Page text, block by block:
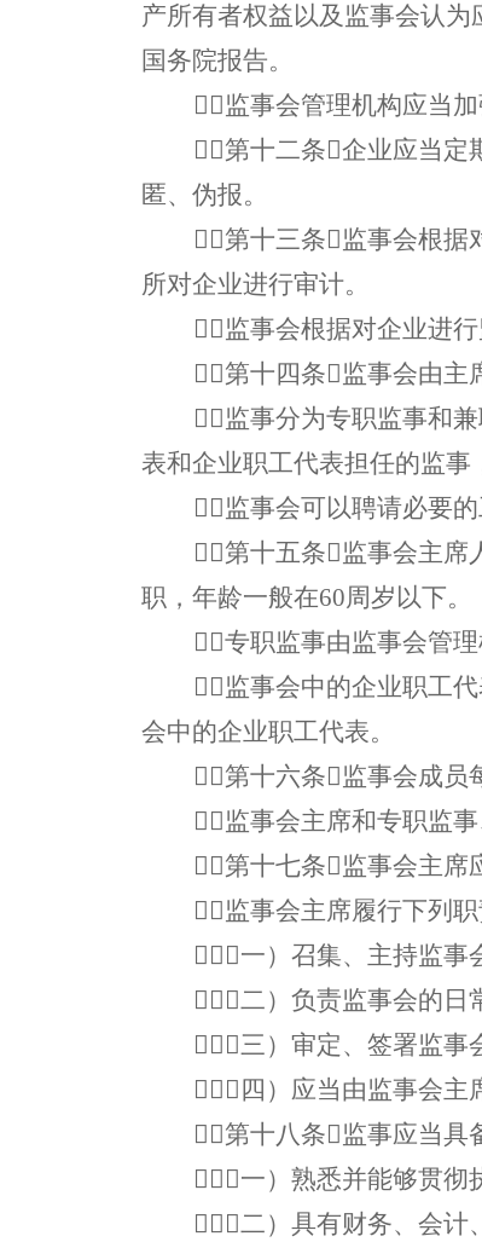
产所有者权益以及监事会认
国务院报告。
监事会管理机构应当
第十二条企业应当定
匿、伪报。
第十三条监事会根据
所对企业进行审计。
监事会根据对企业进
第十四条监事会由主
监事分为专职监事和
表和企业职工代表担任的监事
监事会可以聘请必要的
第十五条监事会主席
职，年龄一般在60周岁以下。
专职监事由监事会管
监事会中的企业职工
会中的企业职工代表。
第十六条监事会成员
监事会主席和专职监
第十七条监事会主席
监事会主席履行下列职
（一）召集、主持监事
（二）负责监事会的日
（三）审定、签署监事
（四）应当由监事会主
第十八条监事应当具
（一）熟悉并能够贯彻
（二）具有财务、会